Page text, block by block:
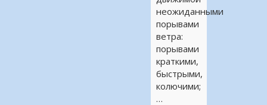
неожиданными
порывами
ветра:
порывами
краткими,
быстрыми,
колючими;
…